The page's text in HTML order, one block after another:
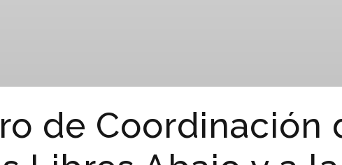
de Coordinación